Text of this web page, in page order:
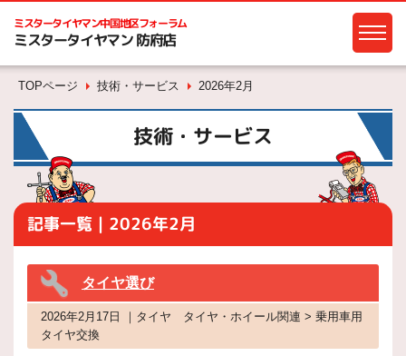
ミスタータイヤマン中国地区フォーラム
ミスタータイヤマン 防府店
TOPページ 技術・サービス 2026年2月
技術・サービス
記事一覧｜2026年2月
タイヤ選び
2026年2月17日 ｜タイヤ タイヤ・ホイール関連 > 乗用車用
タイヤ交換